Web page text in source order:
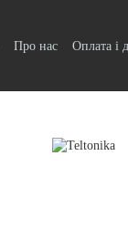
Про нас Оплата і